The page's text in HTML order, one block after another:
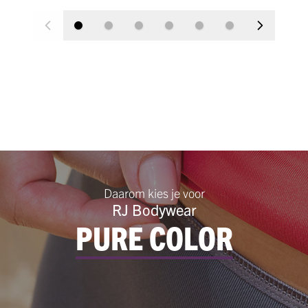
Daarom kies je voor
RJ Bodywear
PURE COLOR